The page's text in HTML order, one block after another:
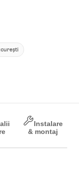
Instalare
& montaj